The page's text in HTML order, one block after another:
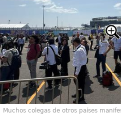
Muchos colegas de otros países